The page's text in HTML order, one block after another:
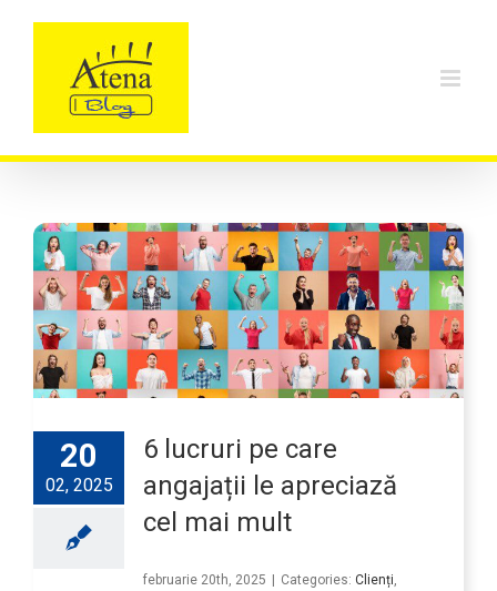
20
02, 2025
6 lucruri pe care
angajații le apreciază
cel mai mult
februarie 20th, 2025 Categories: Clienți,